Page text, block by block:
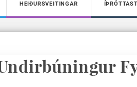
HEIÐURSVEITINGAR